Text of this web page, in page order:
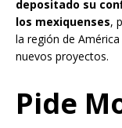
depositado su
los mexiquenses,
la región de
nuevos proyectos.
Pide